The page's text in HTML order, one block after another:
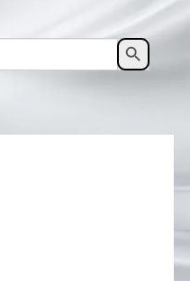
SEARCH
BUTTON